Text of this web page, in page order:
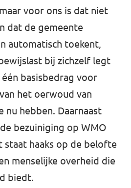
voor ons is dat niet
dat de gemeente
automatisch toekent,
bij zichzelf legt
basisbedrag voor
het oerwoud van
nu hebben. Daarnaast
bezuiniging op WMO
staat haaks op de belofte
menselijke overheid die
biedt.